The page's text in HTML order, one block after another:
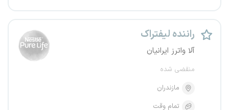
راننده لیفتراک
آلا واترز ایرانیان
منقضی شده
مازندران
تمام وقت